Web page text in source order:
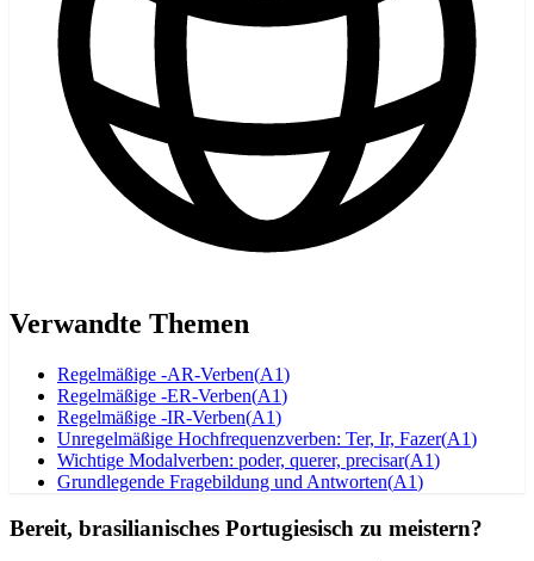
Verwandte Themen
Regelmäßige -AR-Verben(A1)
Regelmäßige -ER-Verben(A1)
Regelmäßige -IR-Verben(A1)
Unregelmäßige Hochfrequenzverben: Ter, Ir, Fazer(A1)
Wichtige Modalverben: poder, querer, precisar(A1)
Grundlegende Fragebildung und Antworten(A1)
Bereit, brasilianisches Portugiesisch zu meistern?